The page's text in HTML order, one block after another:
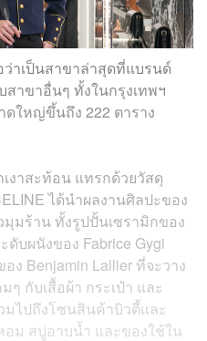
ว่าเป็นสาขาล่าสุดที่แบรนด์
าขาอื่นๆ ทั้งในกรุงเทพฯ
ใหญ่ขึ้นถึง 222 ตาราง
งาสะท้อน แทรกด้วยวัสดุ
ได้นำผลงานศิลปะของ
มร้าน ทั้งรูปปั้นเซรามิกของ
ดับผนังของ Fabrice Gygi
ง Benjamin Lallier ที่จะวาง
กับเสื้อผ้า กระเป๋า และ
มไปถึงโซนสินค้าบิวตี้และ
ม สบู่อาบน้ำ และของใช้ใน